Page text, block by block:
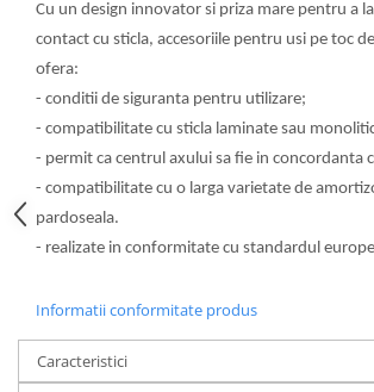
Cu un design innovator si priza mare pentru a
contact cu sticla, accesoriile pentru usi pe toc
ofera:
- conditii de siguranta pentru utilizare;
- compatibilitate cu sticla laminate sau
- permit ca centrul axului sa fie in concordanta
- compatibilitate cu o larga varietate de
pardoseala.
- realizate in conformitate cu standardul
Informatii conformitate produs
Caracteristici